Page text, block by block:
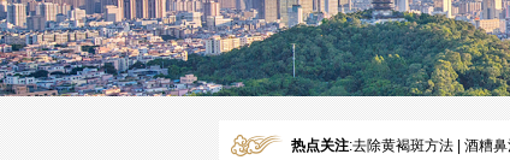
热点关注:去除黄褐斑方法 | 酒糟鼻